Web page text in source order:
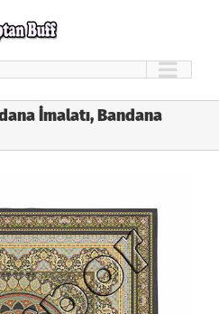
İmalatı, Bandana